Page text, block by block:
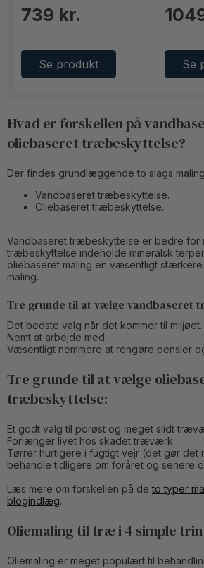
739 kr.
Se produkt Se
Hvad er forskellen på
oliebaseret træbeskyttelse?
Der findes grundlæggende to slags
Vandbaseret træbeskyttelse.
Oliebaseret træbeskyttelse.
Vandbaseret træbeskyttelse er bedre for
træbeskyttelse indeholde mineralsk
oliebaseret maling en væsentligt
maling.
Tre grunde til at vælge vandbaseret
Det bedste valg når det kommer til miljøet.
Nemt at arbejde med.
Væsentligt nemmere at rengøre pensler
Tre grunde til at vælge
træbeskyttelse:
Et godt valg til porøst og meget slidt
Forlænger livet hos skadet træværk.
Tørrer hurtigere i fugtigt vejr (det gør det
behandle tidligere om foråret og senere
Læs mere om forskellen på deto typer
blogindlæg.
Oliemaling til træ i 4 simple trin
Oliemaling er meget populært til